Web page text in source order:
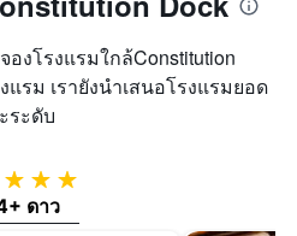
งโรงแรมใกล้Constitution
รม เรายังนำเสนอโรงแรมยอด
ระดับ
4 ดาว
ดาว